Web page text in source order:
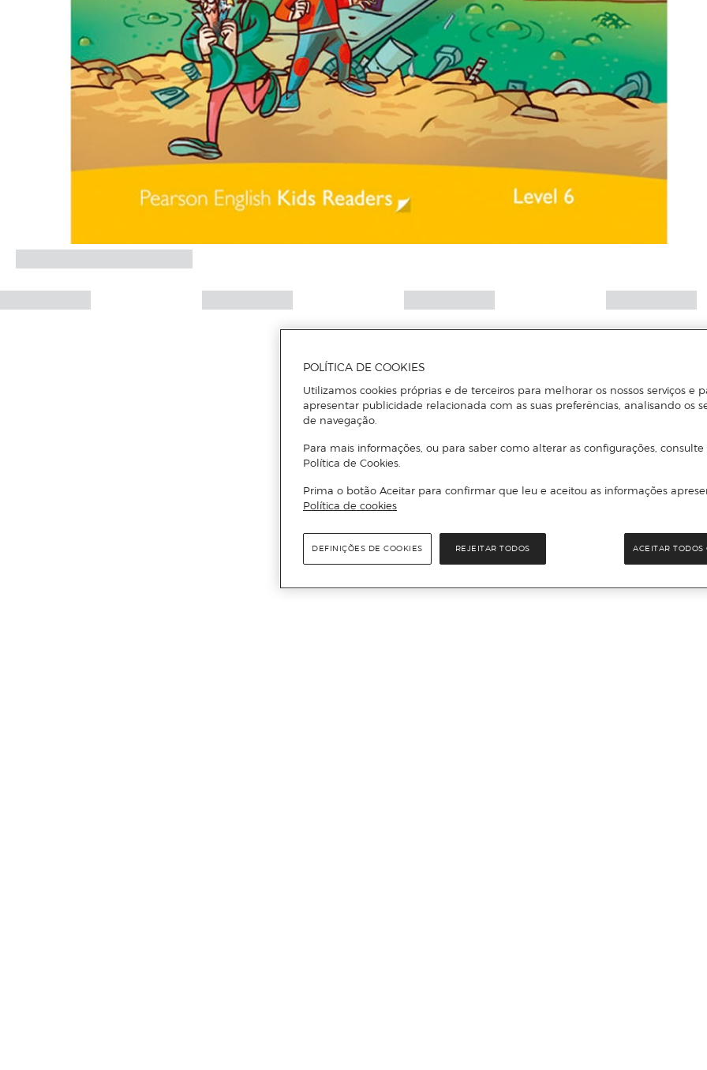
POLÍTICA DE COOKIES
Utilizamos cookies próprias e de terceiros para melhorar os nossos serviços e
apresentar publicidade relacionada com as suas preferências, analisando os
de navegação.
Para mais informações, ou para saber como alterar as configurações, consulte
Política de Cookies.
Prima o botão Aceitar para confirmar que leu e aceitou as informações
Política de cookies
REJEITAR TODOS ACEITAR TODOS
DEFINIÇÕES DE COOKIES